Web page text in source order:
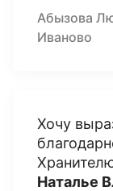
Абызова
Иваново
Хочу
Наталье